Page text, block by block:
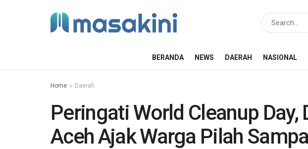
BERANDA NEWS DAERAH NASIONAL
Home Daerah
Peringati World Cleanup Day,
Aceh Ajak Warga Pilah